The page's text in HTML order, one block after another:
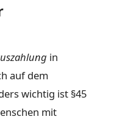
in
auf dem
wichtig ist §45
mit